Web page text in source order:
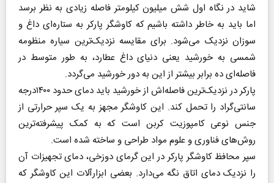
شاید در نگاه اول شش میلیون کیلومتر فاصله زیادی به نظر برسد
اما باید به خاطر داشته باشیم که کاوشگر پارکر به ستاره‌ای داغ و
سوزان نزدیک می‌شود. برای مقایسه نزدیک‌ترین سیاره منظومه
شمسی به خورشید یعنی دنیای داغ عطارد، به طور متوسط در
فاصله‌ای ده برابر بیشتر از این به دور خورشید می‌گردد.
پارکر در نزدیک‌ترین فاصله‌‌اش از خورشید باید دمای حدود‌ ۱۴۰۰‌درجه
سانتی‌گراد را تحمل کند. این کاوشگر مجهز به یک سپر حرارتی از
جنس نوعی کامپوزیت کربن است که به کمک پیشرفته‌ترین
روش‌های فناوری و علوم مواد طراحی و ساخته شده است.
سپر محافظ کاوشگر پارکر در این گرمای دوزخی، دمای تجهیزات آن
را نزدیک دمای اتاق نگه می‌دارد. بعضی ابزارآلات این کاوشگر که